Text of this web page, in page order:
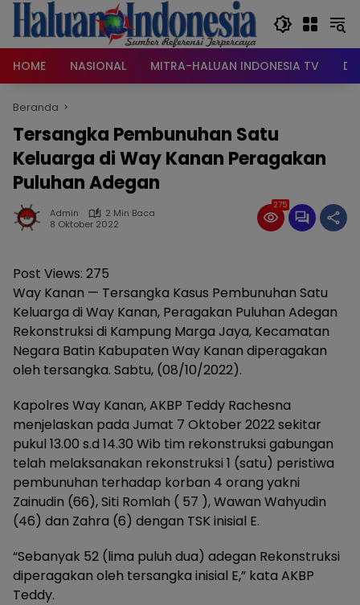
Langsung
konten
HOME
NASIONAL MITRA-HALUAN INDONESIA TV
Beranda
Tersangka Pembunuhan Satu
Keluarga di Way Kanan Peragakan
Puluhan Adegan
Admin
2 Min Baca
8 Oktober 2022
275
Post Views: 275
Way Kanan — Tersangka Kasus Pembunuhan Satu
Keluarga di Way Kanan, Peragakan Puluhan Adegan
Rekonstruksi di Kampung Marga Jaya, Kecamatan
Negara Batin Kabupaten Way Kanan diperagakan
oleh tersangka. Sabtu, (08/10/2022).
Kapolres Way Kanan, AKBP Teddy Rachesna
menjelaskan pada Jumat 7 Oktober 2022 sekitar
pukul 13.00 s.d 14.30 Wib tim rekonstruksi gabungan
telah melaksanakan rekonstruksi 1 (satu) peristiwa
pembunuhan terhadap korban 4 orang yakni
Zainudin (66), Siti Romlah ( 57 ), Wawan Wahyudin
(46) dan Zahra (6) dengan TSK inisial E.
“Sebanyak 52 (lima puluh dua) adegan Rekonstruksi
diperagakan oleh tersangka inisial E,” kata AKBP
Teddy.